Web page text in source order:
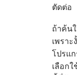
ตัดต่อ
ถ้าค้นใ
เพรา
โปรแ
เลือก